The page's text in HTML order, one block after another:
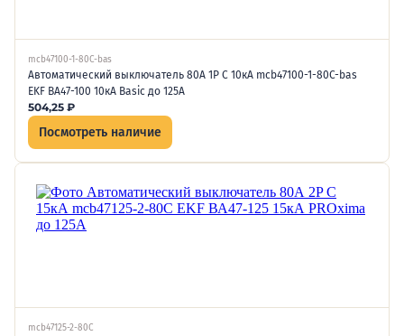
mcb47100-1-80C-bas
Автоматический выключатель 80А 1P C 10кА mcb47100-1-80C-bas
EKF ВА47-100 10кА Basic до 125А
504,25 ₽
Посмотреть наличие
mcb47125-2-80C